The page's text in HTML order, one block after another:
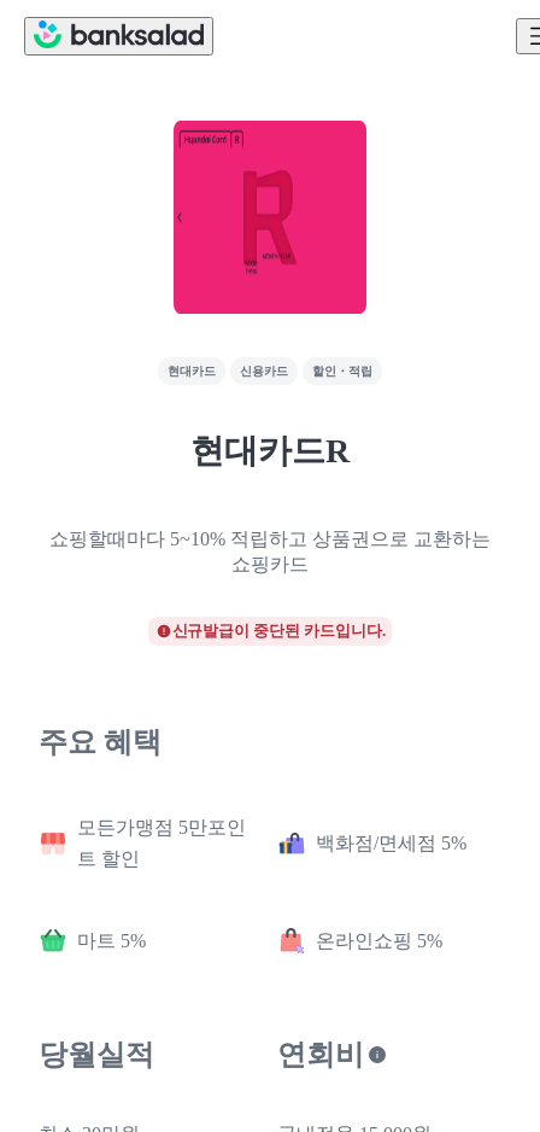
현대카드 신용카드 할인・적립
현대카드R
쇼핑할때마다 5~10% 적립하고 상품권으로 교환하는
쇼핑카드
신규발급이 중단된 카드입니다.
주요 혜택
모든가맹점 5만포인
트 할인
백화점/면세점 5%
마트 5% 온라인쇼핑 5%
당월실적 연회비